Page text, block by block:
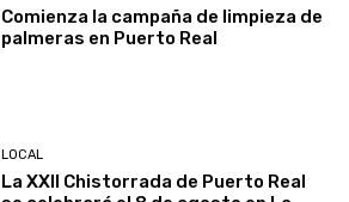
Comienza la campaña de limpieza de
palmeras en Puerto Real
LOCAL
La XXII Chistorrada de Puerto Real